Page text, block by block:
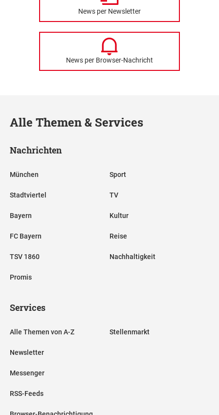
News per Newsletter
News per Browser-Nachricht
Alle Themen & Services
Nachrichten
München
Stadtviertel
Bayern
FC Bayern
TSV 1860
Promis
Sport
TV
Kultur
Reise
Nachhaltigkeit
Services
Alle Themen von A-Z
Newsletter
Messenger
RSS-Feeds
Stellenmarkt